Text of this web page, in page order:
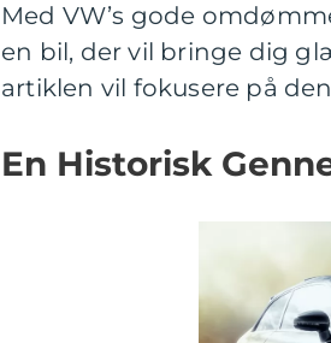
Med VW’s gode
en bil, der vil bringe dig
artiklen vil fokusere på
En Historisk